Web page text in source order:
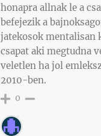
honapra allnak le a
befejezik a
jatekosok mentalisan
csapat aki megtudna
veletlen ha jol
2010-ben.
0